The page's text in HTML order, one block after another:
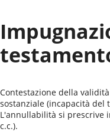
Contestazione della
sostanziale (incapacità del
L'annullabilità si prescrive
c.c.).